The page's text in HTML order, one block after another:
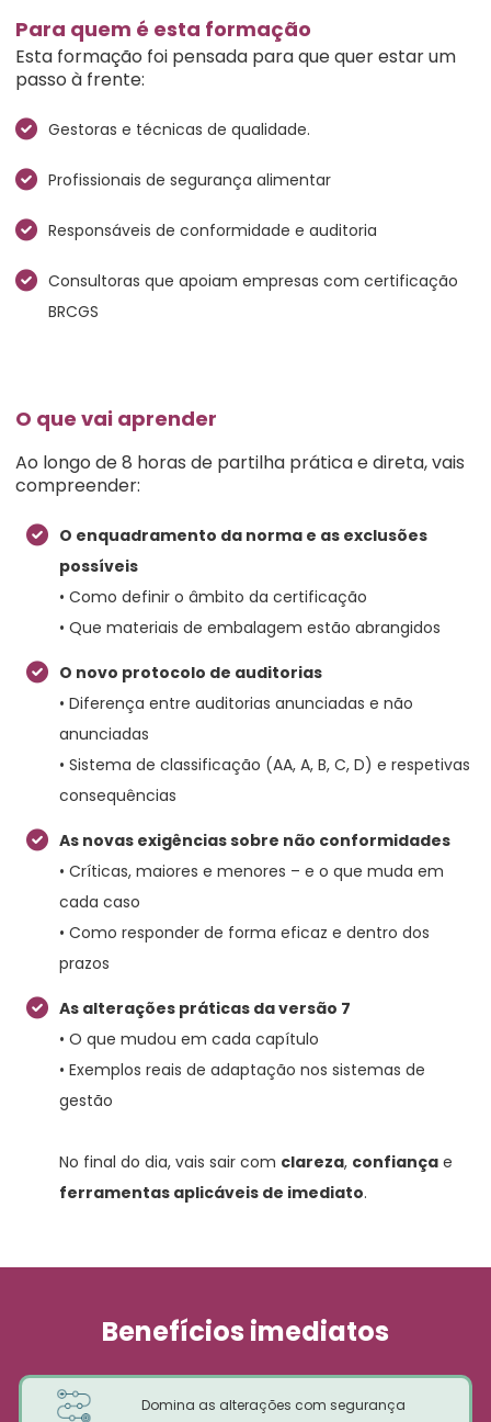
Para quem é esta formação
Esta formação foi pensada para que quer estar um
passo à frente:
Gestoras e técnicas de qualidade.
Profissionais de segurança alimentar
Responsáveis de conformidade e auditoria
Consultoras que apoiam empresas com certificação
BRCGS
O que vai aprender
Ao longo de 8 horas de partilha prática e direta, vais
compreender:
O enquadramento da norma e as exclusões
possíveis
• Como definir o âmbito da certificação
• Que materiais de embalagem estão abrangidos
O novo protocolo de auditorias
• Diferença entre auditorias anunciadas e não
anunciadas
• Sistema de classificação (AA, A, B, C, D) e respetivas
consequências
As novas exigências sobre não conformidades
• Críticas, maiores e menores – e o que muda em
cada caso
• Como responder de forma eficaz e dentro dos
prazos
As alterações práticas da versão 7
• O que mudou em cada capítulo
• Exemplos reais de adaptação nos sistemas de
gestão
No final do dia, vais sair com clareza, confiança e
ferramentas aplicáveis de imediato.
Benefícios imediatos
Domina as alterações com segurança